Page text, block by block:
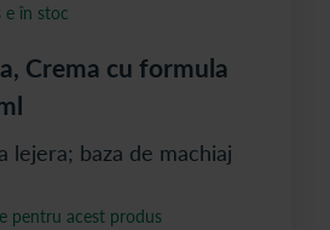
Crema cu formula
lejera; baza de machiaj
pentru acest produs
e în stoc